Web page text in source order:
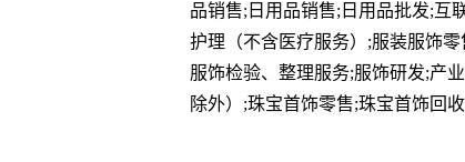
品销售;日用品销售;日用品批发;互
护理（不含医疗服务）;服装服饰
服饰检验、整理服务;服饰研发;产
除外）;珠宝首饰零售;珠宝首饰回